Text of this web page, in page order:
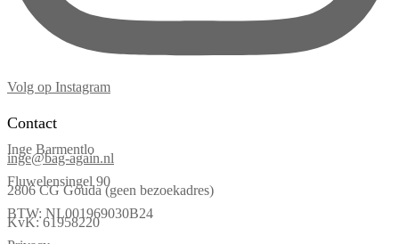
Volg op Instagram
Contact
Inge Barmentlo
inge@bag-again.nl
Fluwelensingel 90
2806 CG Gouda (geen bezoekadres)
BTW: NL001969030B24
KvK: 61958220